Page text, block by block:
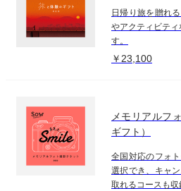
日帰り旅を贈れ
やアクティビテ
す。
￥23,100
メモリアルフ
ギフト）
全国対応のフォ
選択でき、キャ
取れるコースも収